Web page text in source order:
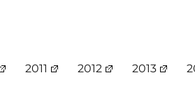
2011 2012 2013